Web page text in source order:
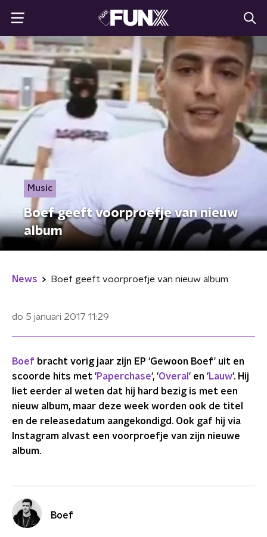
Music
Boef geeft voorproefje van nieuw
album
News Boef geeft voorproefje van nieuw album
do 5 januari 2017 11:29
Boef bracht vorig jaar zijn EP 'Gewoon Boef' uit en
scoorde hits met 'Paperchase', 'Overal ' en 'Lauw'. Hij
liet eerder al weten dat hij hard bezig is met een
nieuw album, maar deze week worden ook de titel
en de releasedatum aangekondigd. Ook gaf hij via
Instagram alvast een voorproefje van zijn nieuwe
album.
Boef